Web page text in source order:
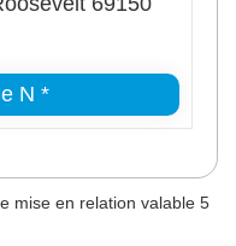
N *
mise en relation valable 5